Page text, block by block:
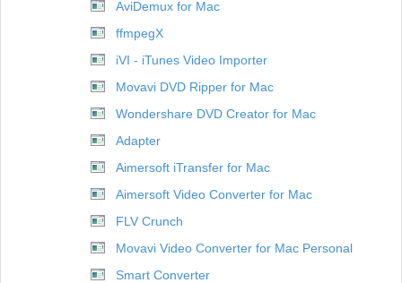
AviDemux for Mac
ffmpegX
iVI - iTunes Video Importer
Movavi DVD Ripper for Mac
Wondershare DVD Creator for Mac
Adapter
Aimersoft iTransfer for Mac
Aimersoft Video Converter for Mac
FLV Crunch
Movavi Video Converter for Mac Personal
Smart Converter